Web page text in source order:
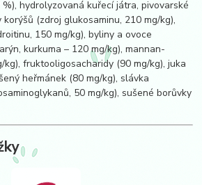
hydrolyzovaná kuřecí játra, pivovarské
(zdroj glukosaminu, 210 mg/kg),
150 mg/kg), byliny a ovoce
kurkuma – 120 mg/kg), mannan-
fruktooligosacharidy (90 mg/kg), juka
heřmánek (80 mg/kg), slávka
50 mg/kg), sušené borůvky